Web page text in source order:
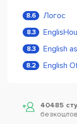
8.6 Логос
8.3
8.3 English
8.2 English
40485